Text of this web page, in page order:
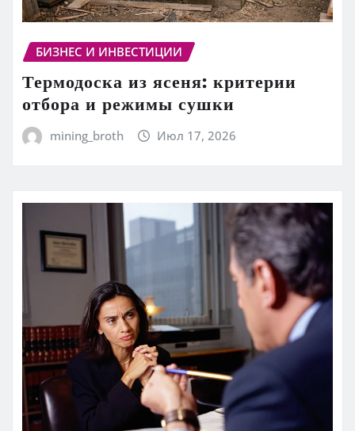
БИЗНЕС И ИНВЕСТИЦИИ
Термодоска из ясеня: критерии
отбора и режимы сушки
mining_broth Июл 17, 2026